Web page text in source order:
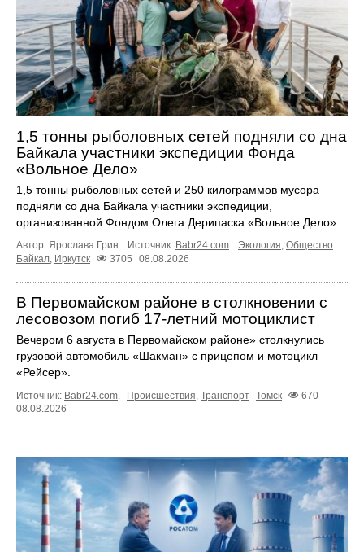
1,5 тонны рыболовных сетей подняли со дна
Байкала участники экспедиции Фонда
«Вольное Дело»
1,5 тонны рыболовных сетей и 250 килограммов мусора
подняли со дна Байкала участники экспедиции,
организованной Фондом Олега Дерипаска «Вольное Дело».
Автор: Ярослава Грин. Источник: Babr24.com. Экология, Общество
Байкал, Иркутск 3705 08.08.2026
В Первомайском районе в столкновении с
лесовозом погиб 17-летний мотоциклист
Вечером 6 августа в Первомайском районе» столкнулись
грузовой автомобиль «Шакман» с прицепом и мотоцикл
«Рейсер».
Источник: Babr24.com. Происшествия, Транспорт Томск
670
08.08.2026